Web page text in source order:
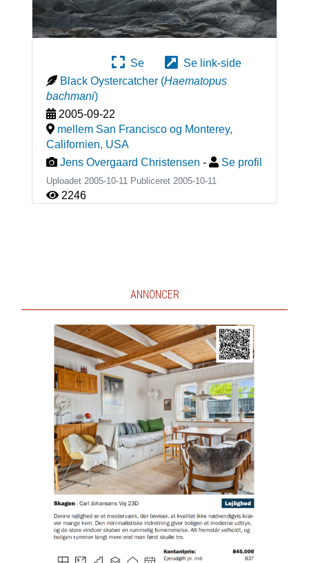
Se
Se link-side
Black Oystercatcher (Haematopus
bachmani)
2005-09-22
mellem San Francisco og Monterey,
Californien, USA
Jens Overgaard Christensen - Se profil
Uploadet 2005-10-11 Publiceret 2005-10-11
2246
ANNONCER